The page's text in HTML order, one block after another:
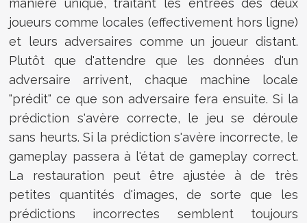
joueurs comme locales (effectivement hors ligne)
et leurs adversaires comme un joueur distant.
Plutôt que d'attendre que les données d'un
adversaire arrivent, chaque machine locale
"prédit" ce que son adversaire fera ensuite. Si la
prédiction s'avère correcte, le jeu se déroule
sans heurts. Si la prédiction s'avère incorrecte, le
gameplay passera à l'état de gameplay correct.
La restauration peut être ajustée à de très
petites quantités d'images, de sorte que les
prédictions incorrectes semblent toujours